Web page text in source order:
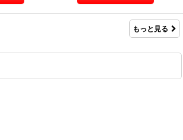
もっと見る